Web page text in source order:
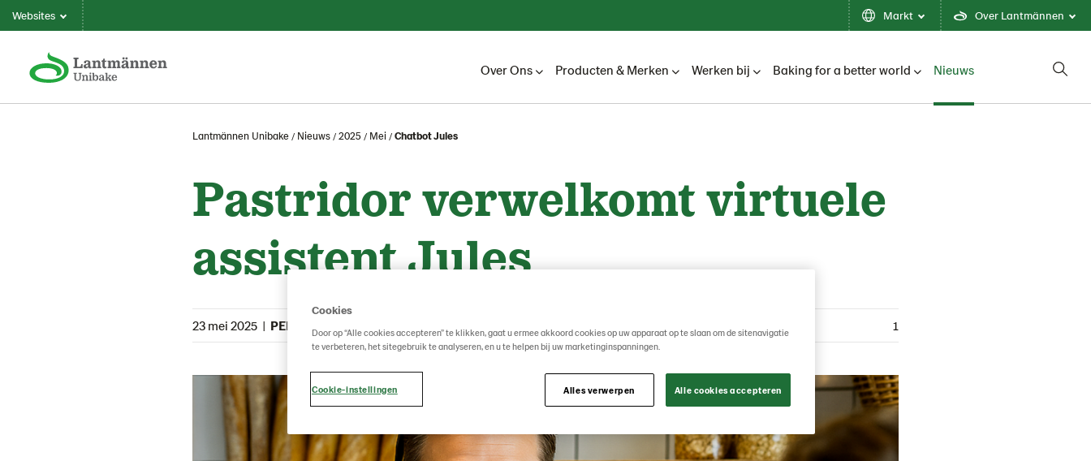
Websites Markt Over Lantmännen
Over Ons Producten & Merken Werken bij Baking for a better world Nieuws
Lantmännen Unibake Nieuws 2025 Mei Chatbot Jules
Pastridor verwelkomt virtuele
assistent Jules
23 mei 2025 | PERSONEELS- & BEDRIJFSNIEUWS 1
Cookies
Door op “Alle cookies accepteren” te klikken, gaat u ermee akkoord cookies op uw apparaat op te slaan om de sitenavigatie
te verbeteren, het sitegebruik te analyseren, en u te helpen bij uw marketinginspanningen.
Cookie-instellingen Alles verwerpen Alle cookies accepteren